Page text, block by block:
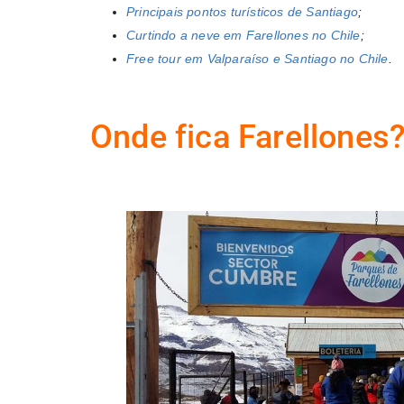
Principais pontos turísticos de Santiago;
Curtindo a neve em Farellones no Chile;
Free tour em Valparaíso e Santiago no Chile
Onde fica